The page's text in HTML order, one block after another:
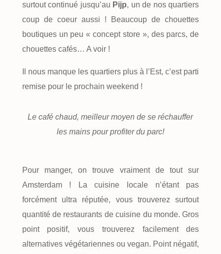
surtout continué jusqu’au Pijp, un de nos quartiers
coup de coeur aussi ! Beaucoup de chouettes
boutiques un peu « concept store », des parcs, de
chouettes cafés… A voir !
Il nous manque les quartiers plus à l’Est, c’est parti
remise pour le prochain weekend !
Le café chaud, meilleur moyen de se réchauffer
les mains pour profiter du parc!
Pour manger, on trouve vraiment de tout sur
Amsterdam ! La cuisine locale n’étant pas
forcément ultra réputée, vous trouverez surtout
quantité de restaurants de cuisine du monde. Gros
point positif, vous trouverez facilement des
alternatives végétariennes ou vegan. Point négatif,